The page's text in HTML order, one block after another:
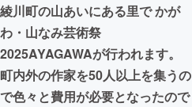
綾川町の山あいにある里で かが
わ・山なみ芸術祭
2025AYAGAWAが行われます。
町内外の作家を50人以上を集うの
で色々と費用が必要となったので